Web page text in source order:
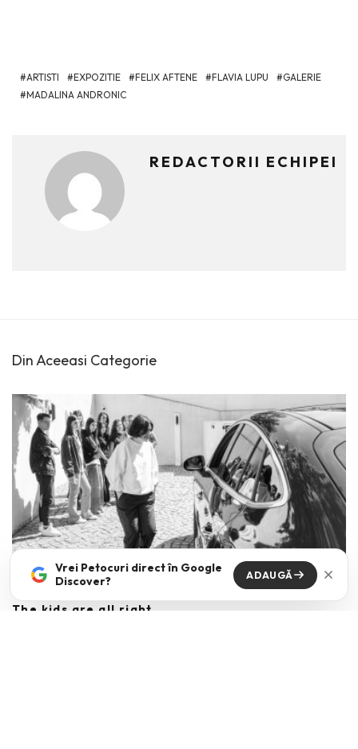
ARTISTI EXPOZITIE FELIX AFTENE FLAVIA LUPU
GALERIE
MADALINA ANDRONIC
REDACTORII ECHIPEI
Din Aceeasi Categorie
The kids are all right
Vrei Petocuri direct în Google
Discover?
ADAUGĂ